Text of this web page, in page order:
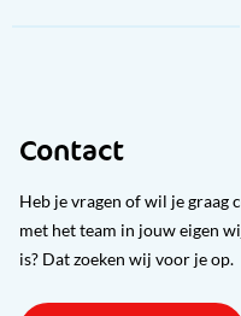
Contact
Heb je vragen of wil je graag
met het team in jouw eigen
is? Dat zoeken wij voor je op.